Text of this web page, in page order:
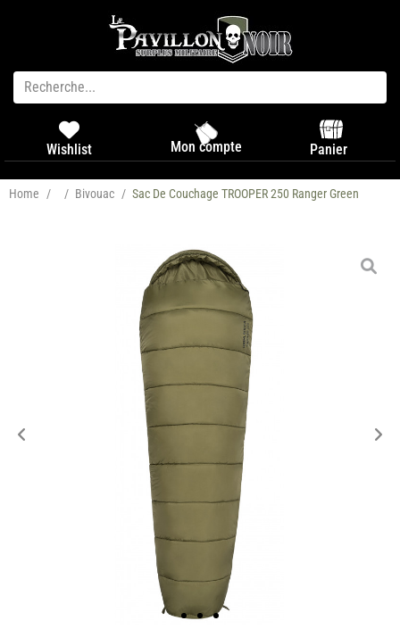
Wishlist Mon compte Panier
Home / / Bivouac / Sac De Couchage TROOPER 250 Ranger Green